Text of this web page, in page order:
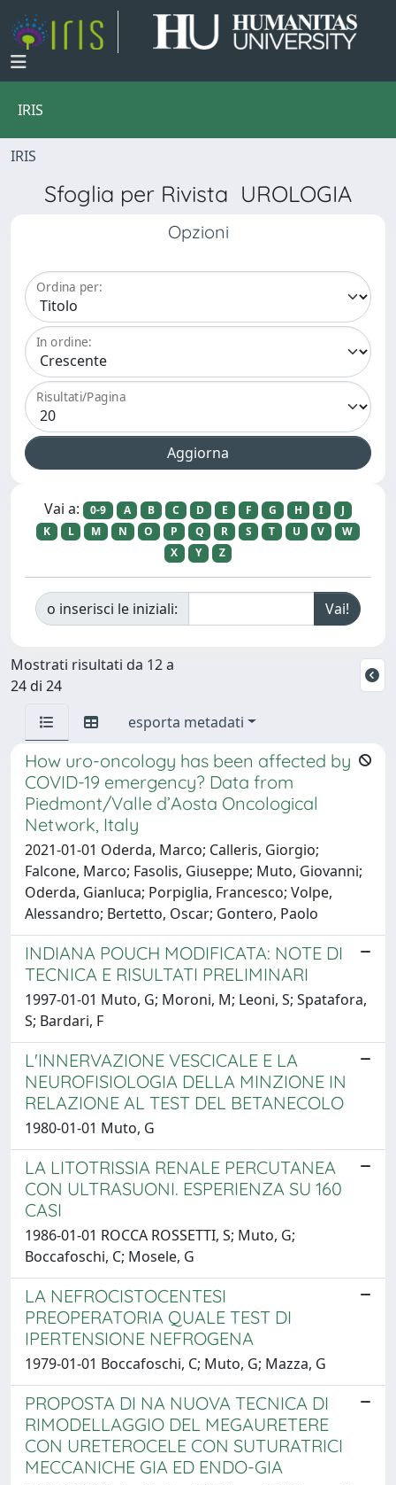
IRIS
IRIS
Sfoglia per Rivista UROLOGIA
Opzioni
Ordina per:
In ordine:
Risultati/Pagina
Vai a: 0-9 A B C D E F G H I
J
K
L M N O P Q R S T U V
W
X
Y Z
o inserisci le iniziali:
Mostrati risultati da 12 a
24 di 24
esporta metadati
How uro-oncology has been affected by
COVID-19 emergency? Data from
Piedmont/Valle d’Aosta Oncological
Network, Italy
2021-01-01 Oderda, Marco; Calleris, Giorgio;
Falcone, Marco; Fasolis, Giuseppe; Muto, Giovanni;
Oderda, Gianluca; Porpiglia, Francesco; Volpe,
Alessandro; Bertetto, Oscar; Gontero, Paolo
INDIANA POUCH MODIFICATA: NOTE DI
TECNICA E RISULTATI PRELIMINARI
1997-01-01 Muto, G; Moroni, M; Leoni, S; Spatafora,
S; Bardari, F
L'INNERVAZIONE VESCICALE E LA
NEUROFISIOLOGIA DELLA MINZIONE IN
RELAZIONE AL TEST DEL BETANECOLO
1980-01-01 Muto, G
LA LITOTRISSIA RENALE PERCUTANEA
CON ULTRASUONI. ESPERIENZA SU 160
CASI
1986-01-01 ROCCA ROSSETTI, S; Muto, G;
Boccafoschi, C; Mosele, G
LA NEFROCISTOCENTESI
PREOPERATORIA QUALE TEST DI
IPERTENSIONE NEFROGENA
1979-01-01 Boccafoschi, C; Muto, G; Mazza, G
PROPOSTA DI NA NUOVA TECNICA DI
RIMODELLAGGIO DEL MEGAURETERE
CON URETEROCELE CON SUTURATRICI
MECCANICHE GIA ED ENDO-GIA